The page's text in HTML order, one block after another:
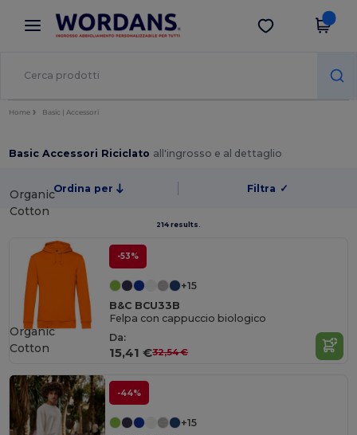
× App Wordans
Prezzi migliori sull'app!
Scarica app
Home Basic | Accessori
Basic Accessori Riciclato all'ingrosso e al dettaglio
Ordina per Filtra ✓
214 results.
Organic
Cotton
-53%
+15
B&C BCU33B
Felpa con cappuccio biologico
Da:
15,41 €32,54 €
Organic
Cotton
-44%
+15